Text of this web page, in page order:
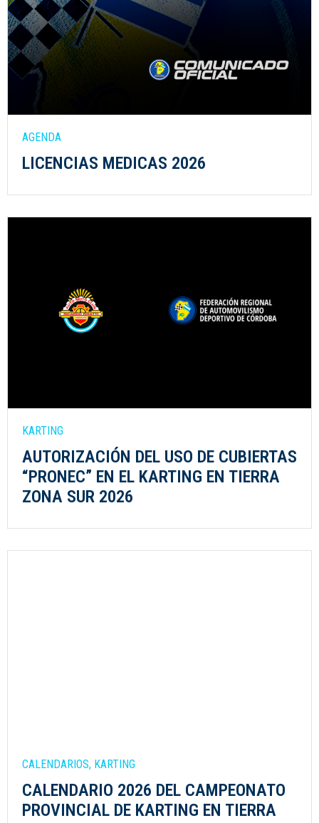
AGENDA
LICENCIAS MEDICAS 2026
KARTING
AUTORIZACIÓN DEL USO DE CUBIERTAS
“PRONEC” EN EL KARTING EN TIERRA
ZONA SUR 2026
CALENDARIOS, KARTING
CALENDARIO 2026 DEL CAMPEONATO
PROVINCIAL DE KARTING EN TIERRA